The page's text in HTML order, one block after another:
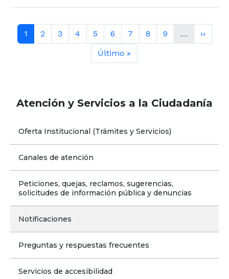
Atención y Servicios a la Ciudadanía
Oferta Institucional (Trámites y Servicios)
Canales de atención
Peticiones, quejas, reclamos, sugerencias,
solicitudes de información pública y denuncias
Notificaciones
Preguntas y respuestas frecuentes
Servicios de accesibilidad
Paginación
Página actual
1 Contenido completo
2 Contenido completo
3 Contenido completo
4 Contenido completo
5 Contenido completo
6 Contenido completo
7 Contenido completo
8 Contenido
9 …
››
Última página
Último »